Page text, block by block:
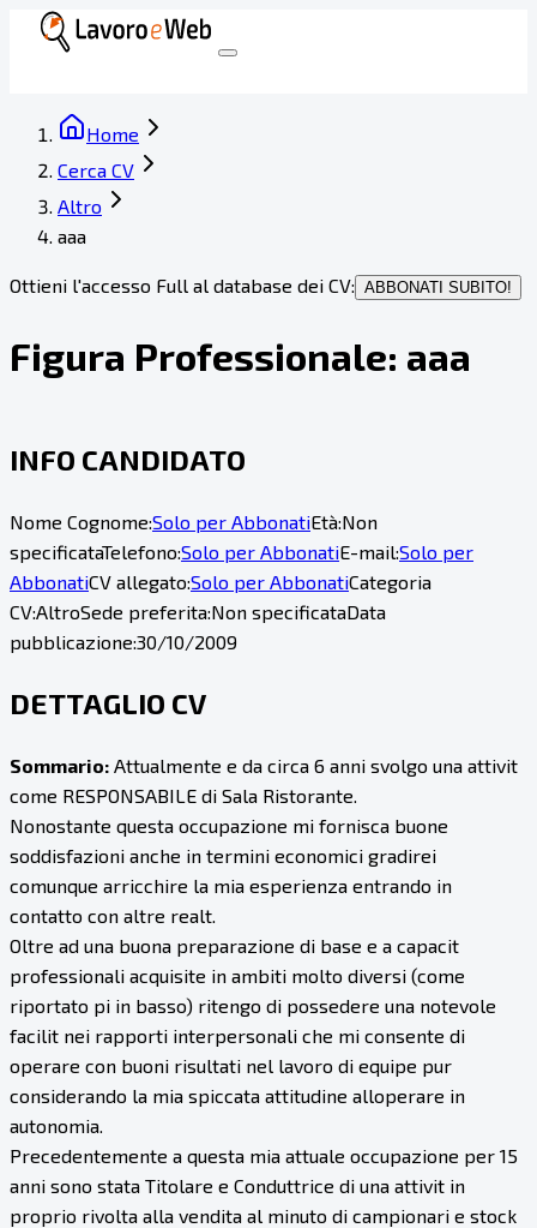
Home
Cerca CV
Altro
aaa
Ottieni l'accesso Full al database dei CV: ABBONATI SUBITO!
Figura Professionale: aaa
INFO CANDIDATO
Nome Cognome:Solo per AbbonatiEtà:Non
specificataTelefono:Solo per AbbonatiE-mail:Solo per
AbbonatiCV allegato:Solo per AbbonatiCategoria
CV:AltroSede preferita:Non specificataData
pubblicazione:30/10/2009
DETTAGLIO CV
Sommario: Attualmente e da circa 6 anni svolgo una attivit
come RESPONSABILE di Sala Ristorante.
Nonostante questa occupazione mi fornisca buone
soddisfazioni anche in termini economici gradirei
comunque arricchire la mia esperienza entrando in
contatto con altre realt.
Oltre ad una buona preparazione di base e a capacit
professionali acquisite in ambiti molto diversi (come
riportato pi in basso) ritengo di possedere una notevole
facilit nei rapporti interpersonali che mi consente di
operare con buoni risultati nel lavoro di equipe pur
considerando la mia spiccata attitudine alloperare in
autonomia.
Precedentemente a questa mia attuale occupazione per 15
anni sono stata Titolare e Conduttrice di una attivit in
proprio rivolta alla vendita al minuto di campionari e stock